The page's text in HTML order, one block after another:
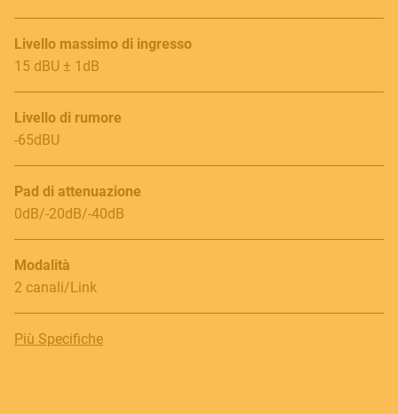
Follow us
Language
Italiano
English
Livello massimo di ingresso
15 dBU ± 1dB
Livello di rumore
-65dBU
Pad di attenuazione
0dB/-20dB/-40dB
Modalità
2 canali/Link
Più Specifiche